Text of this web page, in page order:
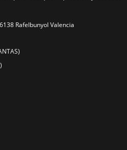
Rafelbunyol Valencia